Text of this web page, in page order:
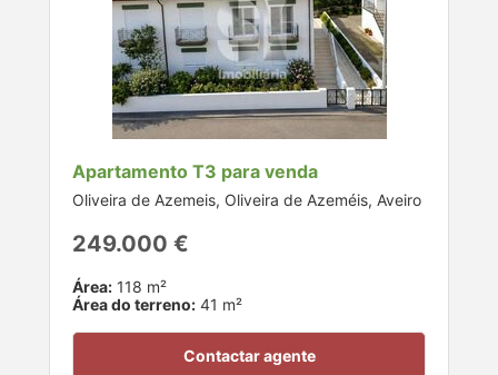
Apartamento T3 para venda
Oliveira de Azemeis, Oliveira de Azeméis, Aveiro
249.000 €
Área: 118 m²
Área do terreno: 41 m²
Contactar agente